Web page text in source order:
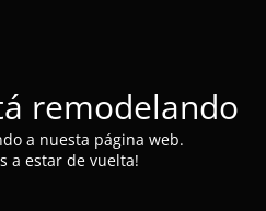
remodelando
a nuesta página web.
a estar de vuelta!